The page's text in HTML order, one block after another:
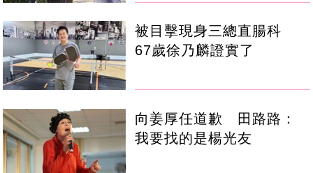
被目擊現身三總直腸科
67歲徐乃麟證實了
向姜厚任道歉 田路路：
我要找的是楊光友